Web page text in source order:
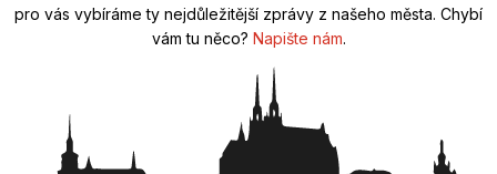
pro vás vybíráme ty nejdůležitější zprávy z našeho města. Chybí
vám tu něco? Napište nám.